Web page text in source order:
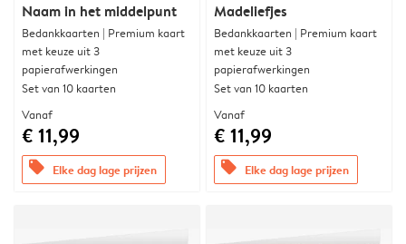
Naam in het middelpunt
Bedankkaarten | Premium kaart
met keuze uit 3
papierafwerkingen
Set van 10 kaarten
Vanaf
€ 11,99
offers Elke dag lage prijzen
Madeliefjes
Bedankkaarten | Premium kaart
met keuze uit 3
papierafwerkingen
Set van 10 kaarten
Vanaf
€ 11,99
offers Elke dag lage prijzen